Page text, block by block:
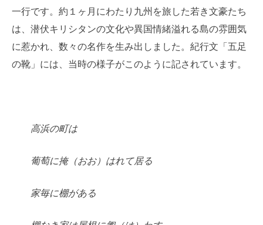
一行です。約１ヶ月にわたり九州を旅した若き文豪たち
は、潜伏キリシタンの文化や異国情緒溢れる島の雰囲気
に惹かれ、数々の名作を生み出しました。紀行文「五足
の靴」には、当時の様子がこのように記されています。
高浜の町は
葡萄に掩（おお）はれて居る
家毎に棚がある